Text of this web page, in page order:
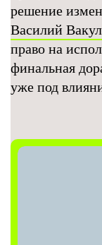
решение
Василий
право на
финальная
уже под